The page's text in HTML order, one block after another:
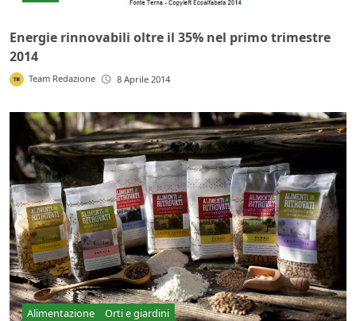
Energie rinnovabili oltre il 35% nel primo trimestre
2014
Team Redazione 8 Aprile 2014
Alimentazione Orti e giardini